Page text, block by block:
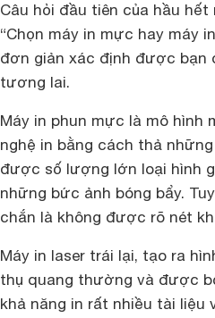
Câu hỏi đầu tiên của hầu
“Chọn máy in mực hay máy
đơn giản xác định được bạn
tương lai.
Máy in phun mực là mô hình
nghệ in bằng cách thả
được số lượng lớn loại hình
những bức ảnh bóng bẩy.
chắn là không được rõ nét
Máy in laser trái lại, tạo ra
thụ quang thường và được
khả năng in rất nhiều tài liệu